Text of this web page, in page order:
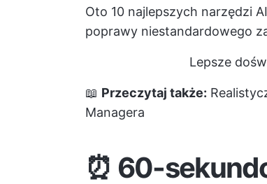
Oto 10 najlepszych narzędzi
poprawy niestandardowego
Lepsze
📖 Przeczytaj także:
Managera
⏰ 60-